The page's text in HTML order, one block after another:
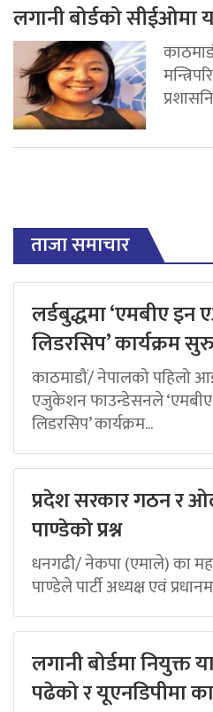
लगानी बोर्डको सीईओमा
ताजा समाचार
लर्डबुद्धमा ‘एमबीए इन
लिडरसिप’ कार्यक्रम
काठमाडौं/ नेपालको पहिलो
एजुकेशन फाउन्डेसनले ‘एमबीए
लिडरसिप’ कार्यक्रम...
प्रदेश सरकार गठन र
पाण्डेको प्रश्न
धनगढी/ नेकपा (एमाले) का
पाण्डेले पार्टी अध्यक्ष एवं
लगानी बोर्डमा नियुक्त
पढेको र यूएनडिपीमा